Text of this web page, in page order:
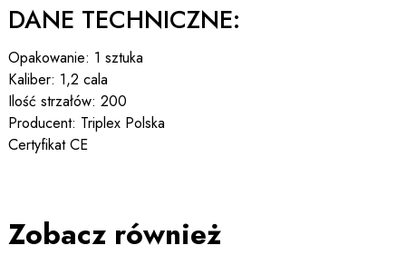
DANE TECHNICZNE:
Opakowanie: 1 sztuka
Kaliber: 1,2 cala
Ilość strzałów: 200
Producent: Triplex Polska
Certyfikat CE
Zobacz również